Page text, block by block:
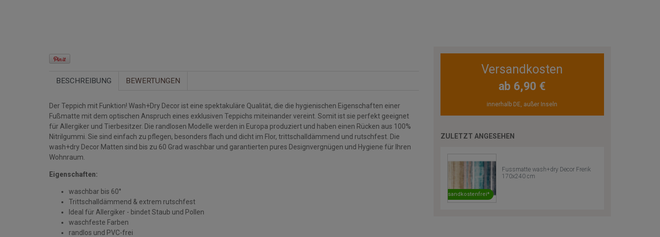
BESCHREIBUNG BEWERTUNGEN
Der Teppich mit Funktion! Wash+Dry Decor ist eine spektakuläre Qualität, die die hygienischen Eigenschaften einer
Fußmatte mit dem optischen Anspruch eines exklusiven Teppichs miteinander vereint. Somit ist sie perfekt geeignet
für Allergiker und Tierbesitzer. Die randlosen Modelle werden in Europa produziert und haben einen Rücken aus 100%
Nitrilgummi. Sie sind einfach zu pflegen, besonders flach und dicht im Flor, trittschalldämmend und rutschfest. Die
wash+dry Decor Matten sind bis zu 60 Grad waschbar und garantierten pures Designvergnügen und Hygiene für Ihren
Wohnraum.
Eigenschaften:
waschbar bis 60°
Trittschalldämmend & extrem rutschfest
Ideal für Allergiker - bindet Staub und Pollen
waschfeste Farben
randlos und PVC-frei
Versandkosten
ab 6,90 €
innerhalb DE, außer Inseln
ZULETZT ANGESEHEN
Versandkostenfrei*
Fussmatte wash+dry Decor Frerik
170x240 cm